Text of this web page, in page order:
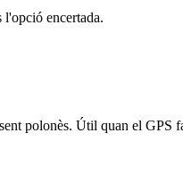
l'opció encertada.
polonès. Útil quan el GPS